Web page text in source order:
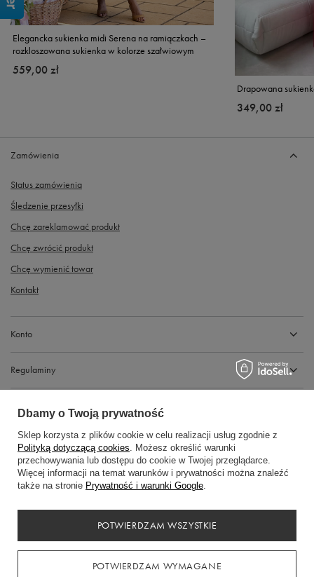
Elegancka sukienka midi Serena na ramiączkach –
rozkloszowana sukienka w kolorze szałwiowym
559,00 zł
Drapowana
349,00 zł
Zamówienia
Status zamówienia
Śledzenie przesyłki
Chcę zareklamować produkt
Chcę zwrócić produkt
Chcę wymienić towar
Kontakt
Konto
Regulaminy
Gdańska 14, 89-600 Chojnice
kasadress.info@gmail.com
Dbamy o Twoją prywatność
Sklep korzysta z plików cookie w celu realizacji usług zgodnie z
Polityką dotyczącą cookies. Możesz określić warunki
przechowywania lub dostępu do cookie w Twojej przeglądarce.
Więcej informacji na temat warunków i prywatności można znaleźć
także na stronie Prywatność i warunki Google.
POTWIERDZAM WYMAGANE
POTWIERDZAM WSZYSTKIE